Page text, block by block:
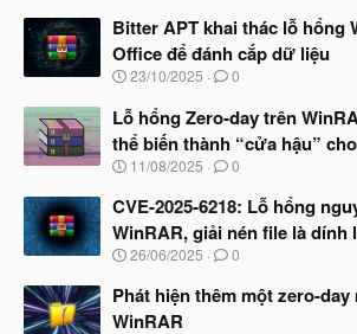
à
b
ắ
đ
ầ
u
Bitter APT khai thác lỗ hổng
Office để đánh cắp dữ liệu
N
à
y
b
ắ
đ
ầ
u
23/10/2025 0
Lỗ hổng Zero-day trên
thể biến thành “cửa hậu”
N
à
b
ắ
đ
ầ
11/08/2025 0
CVE-2025-6218: Lỗ hổng
WinRAR, giải nén file là dính
N
à
b
26/06/2025 0
Phát hiện thêm một zero-
WinRAR